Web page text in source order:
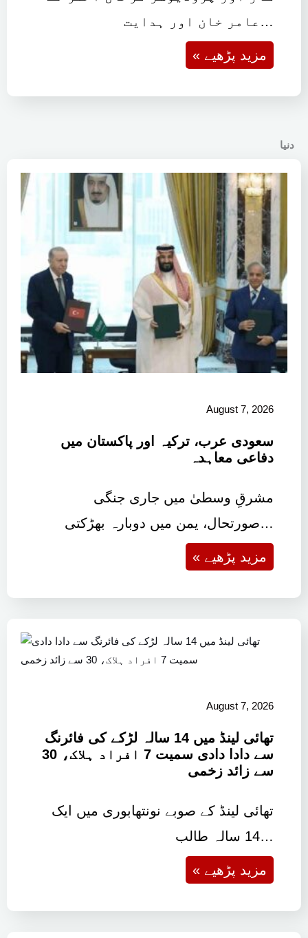
عامر خان اور ہدایت…
« مزید پڑھیے
دنیا
August 7, 2026
سعودی عرب، ترکیہ اور پاکستان میں
دفاعی معاہدہ
مشرقِ وسطیٰ میں جاری جنگی
صورتحال، یمن میں دوبارہ بھڑکتی…
« مزید پڑھیے
August 7, 2026
تھائی لینڈ میں 14 سالہ لڑکے کی فائرنگ
سے دادا دادی سمیت 7 افراد ہلاک، 30
سے زائد زخمی
تھائی لینڈ کے صوبے نونتھابوری میں ایک
14 سالہ طالب…
« مزید پڑھیے